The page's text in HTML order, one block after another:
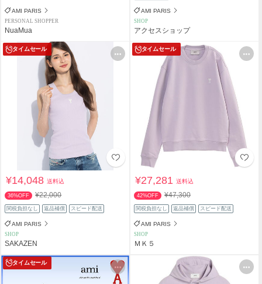
AMI PARIS
PERSONAL SHOPPER
NuaMua
AMI PARIS
SHOP
アクセスショップ
タイムセール
¥14,048送料込
36%OFF ¥22,000
関税負担なし 返品補償 スピード配送
AMI PARIS
SHOP
SAKAZEN
タイムセール
¥27,281送料込
42%OFF ¥47,300
関税負担なし 返品補償 スピード配送
AMI PARIS
SHOP
ＭＫ５
タイムセール